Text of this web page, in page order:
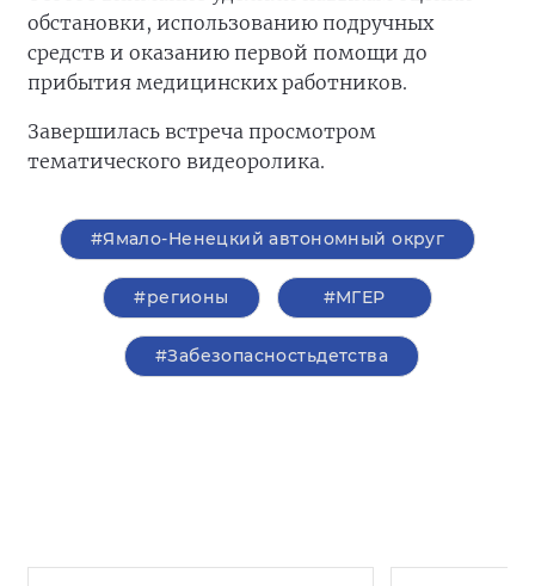
обстановки, использованию подручных
средств и оказанию первой помощи до
прибытия медицинских работников.
Завершилась встреча просмотром
тематического видеоролика.
#Ямало-Ненецкий автономный округ
#регионы #‎МГЕР‬
#Забезопасностьдетства